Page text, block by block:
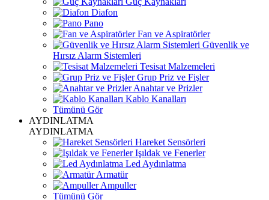
Diafon
Pano
Fan ve Aspiratörler
Güvenlik ve
Hırsız Alarm Sistemleri
Tesisat Malzemeleri
Grup Priz ve Fişler
Anahtar ve Prizler
Kablo Kanalları
Tümünü Gör
AYDINLATMA
AYDINLATMA
Hareket Sensörleri
Işıldak ve Fenerler
Led Aydınlatma
Armatür
Ampuller
Tümünü Gör